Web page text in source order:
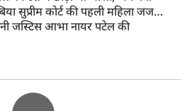
सुप्रीम कोर्ट की पहली महिला जज…
जस्टिस आभा नायर पटेल की